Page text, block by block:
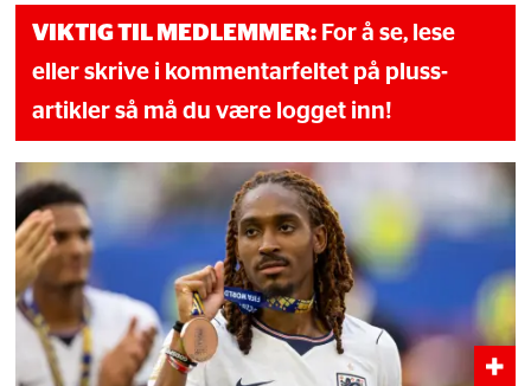
VIKTIG TIL MEDLEMMER: For å se, lese
eller skrive i kommentarfeltet på pluss-
artikler så må du være logget inn!